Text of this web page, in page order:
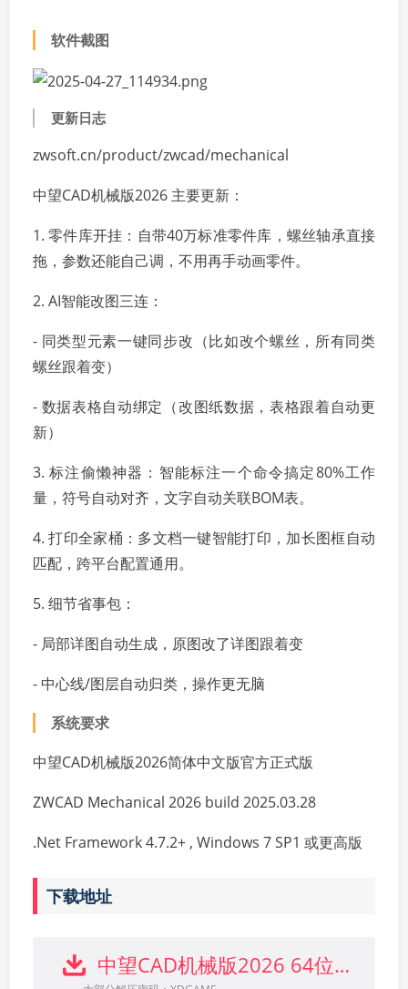
软件截图
更新日志
zwsoft.cn/product/zwcad/mechanical
中望CAD机械版2026 主要更新：
1. 零件库开挂：自带40万标准零件库，螺丝轴承直接
拖，参数还能自己调，不用再手动画零件。
2. AI智能改图三连：
- 同类型元素一键同步改（比如改个螺丝，所有同类
螺丝跟着变）
- 数据表格自动绑定（改图纸数据，表格跟着自动更
新）
3. 标注偷懒神器：智能标注一个命令搞定80%工作
量，符号自动对齐，文字自动关联BOM表。
4. 打印全家桶：多文档一键智能打印，加长图框自动
匹配，跨平台配置通用。
5. 细节省事包：
- 局部详图自动生成，原图改了详图跟着变
- 中心线/图层自动归类，操作更无脑
系统要求
中望CAD机械版2026简体中文版官方正式版
ZWCAD Mechanical 2026 build 2025.03.28
.Net Framework 4.7.2+ , Windows 7 SP1 或更高版
下载地址
中望CAD机械版2026 64位中文版下载